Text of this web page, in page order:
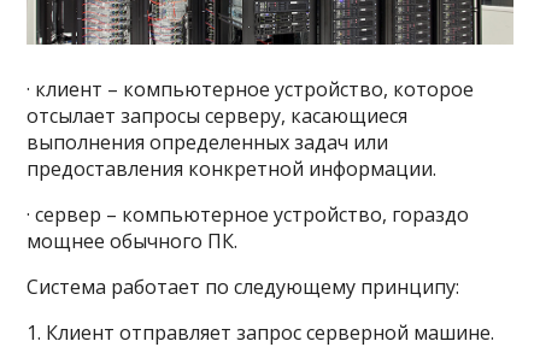
· клиент – компьютерное устройство, которое
отсылает запросы серверу, касающиеся
выполнения определенных задач или
предоставления конкретной информации.
· сервер – компьютерное устройство, гораздо
мощнее обычного ПК.
Система работает по следующему принципу:
1. Клиент отправляет запрос серверной машине.